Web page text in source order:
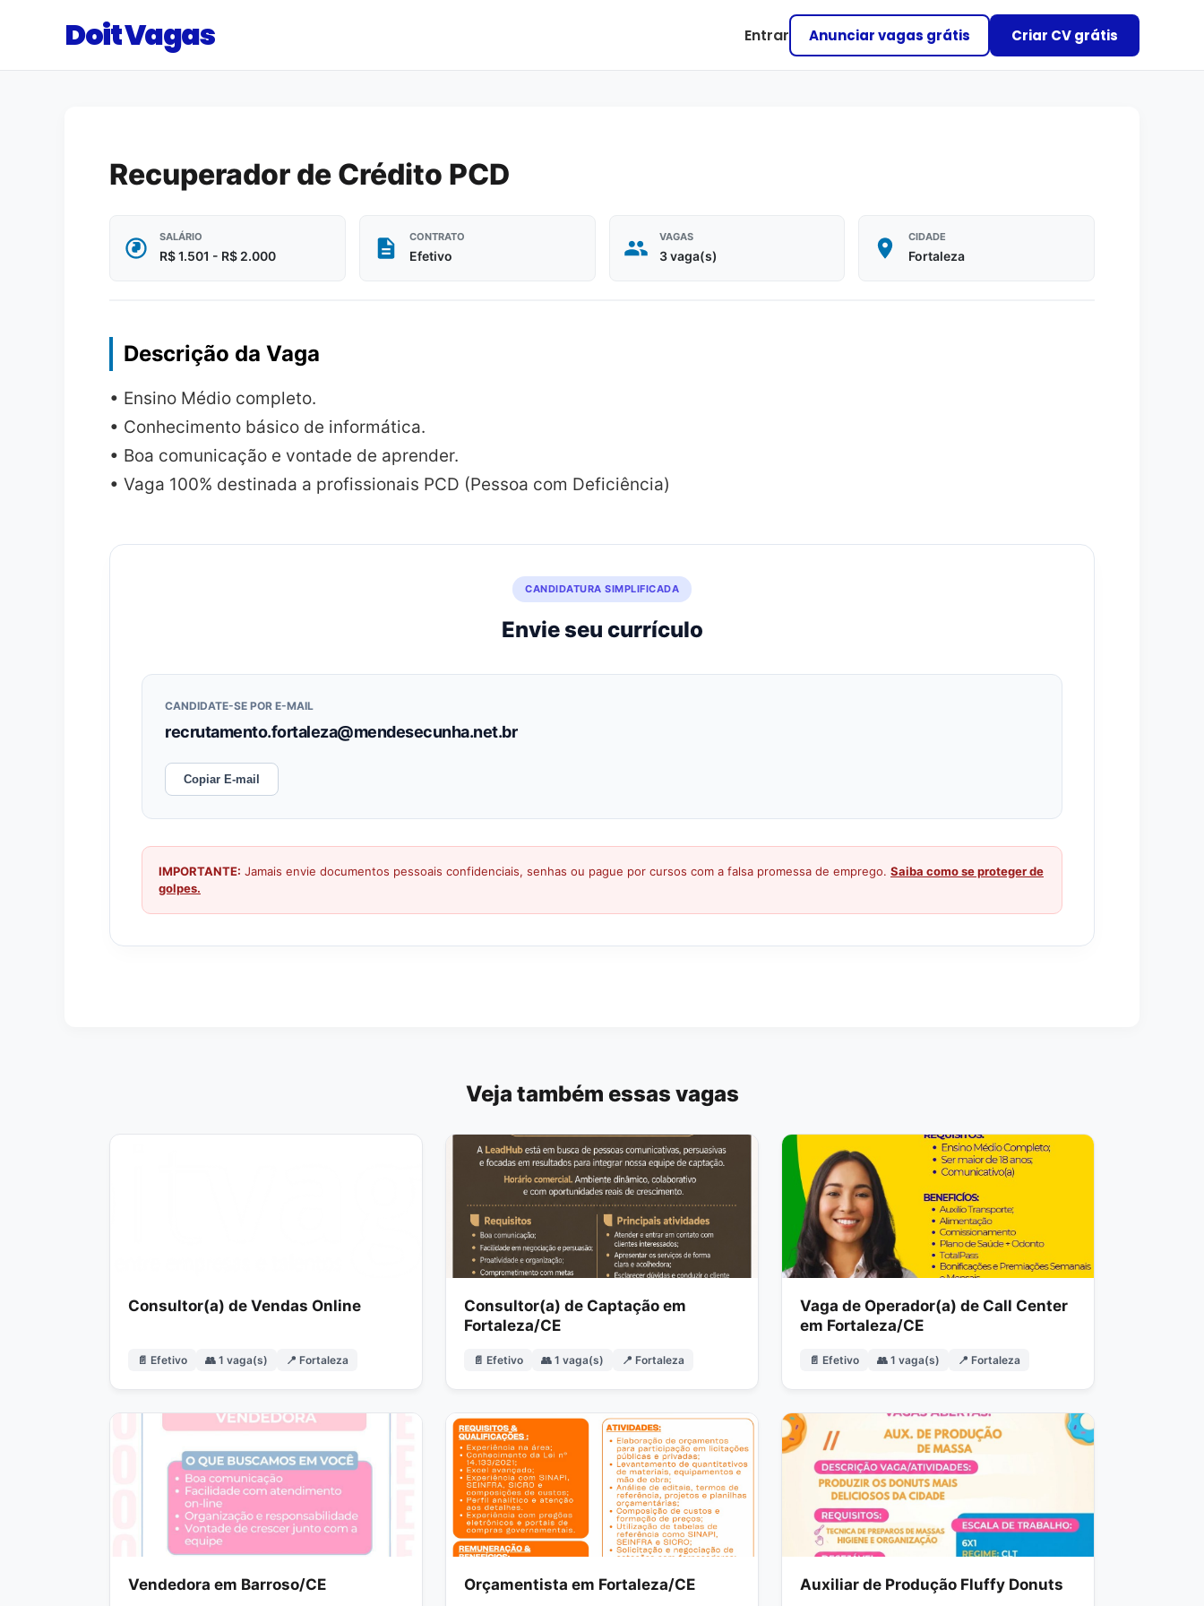
Doit Vagas Entrar Anunciar vagas grátis Criar CV grátis
Recuperador de Crédito PCD
SALÁRIO
R$ 1.501 - R$ 2.000
CONTRATO
Efetivo
VAGAS
3 vaga(s)
CIDADE
Fortaleza
Descrição da Vaga
• Ensino Médio completo.
• Conhecimento básico de informática.
• Boa comunicação e vontade de aprender.
• Vaga 100% destinada a profissionais PCD (Pessoa com Deficiência)
CANDIDATURA SIMPLIFICADA
Envie seu currículo
CANDIDATE-SE POR E-MAIL
recrutamento.fortaleza@mendesecunha.net.br
Copiar E-mail
IMPORTANTE: Jamais envie documentos pessoais confidenciais, senhas ou pague por cursos com a falsa promessa de emprego. Saiba como se proteger de
golpes.
Veja também essas vagas
Consultor(a) de Vendas Online
📄 Efetivo 👥 1 vaga(s) 📍 Fortaleza
Consultor(a) de Captação em
Fortaleza/CE
📄 Efetivo 👥 1 vaga(s) 📍 Fortaleza
Vaga de Operador(a) de Call Center
em Fortaleza/CE
📄 Efetivo 👥 1 vaga(s) 📍 Fortaleza
Vendedora em Barroso/CE Orçamentista em Fortaleza/CE Auxiliar de Produção Fluffy Donuts